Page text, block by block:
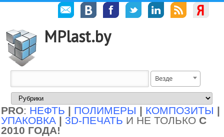
MPlast.by
Везде
PRO: НЕФТЬ | ПОЛИМЕРЫ | КОМПОЗИТЫ |
УПАКОВКА | 3D-ПЕЧАТЬ И НЕ ТОЛЬКО С
2010 ГОДА!